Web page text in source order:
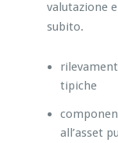
valutazione
subito.
tipiche
all’asset